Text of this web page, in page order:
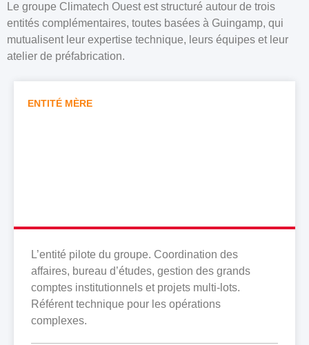
Le groupe Climatech Ouest est structuré autour de trois
entités complémentaires, toutes basées à Guingamp, qui
mutualisent leur expertise technique, leurs équipes et leur
atelier de préfabrication.
ENTITÉ MÈRE
L’entité pilote du groupe. Coordination des
affaires, bureau d’études, gestion des grands
comptes institutionnels et projets multi-lots.
Référent technique pour les opérations
complexes.